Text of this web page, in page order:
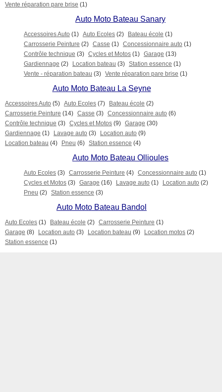
Vente réparation pare brise (1)
Auto Moto Bateau Sanary
Accessoires Auto (1) Auto Ecoles (2) Bateau école (1)
Carrosserie Peinture (2) Casse (1) Concessionnaire auto (1)
Contrôle technique (3) Cycles et Motos (1) Garage (13)
Gardiennage (2) Location bateau (3) Station essence (1)
Vente - réparation bateau (3) Vente réparation pare brise (1)
Auto Moto Bateau La Seyne
Accessoires Auto (5) Auto Ecoles (7) Bateau école (2)
Carrosserie Peinture (14) Casse (3) Concessionnaire auto (6)
Contrôle technique (3) Cycles et Motos (9) Garage (30)
Gardiennage (1) Lavage auto (3) Location auto (9)
Location bateau (4) Pneu (6) Station essence (4)
Auto Moto Bateau Ollioules
Auto Ecoles (3) Carrosserie Peinture (4) Concessionnaire auto (1)
Cycles et Motos (3) Garage (16) Lavage auto (1) Location auto (2)
Pneu (2) Station essence (3)
Auto Moto Bateau Bandol
Auto Ecoles (1) Bateau école (2) Carrosserie Peinture (1)
Garage (8) Location auto (3) Location bateau (9) Location motos (2)
Station essence (1)